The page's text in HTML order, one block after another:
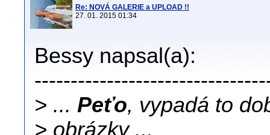
Re: NOVÁ GALERIE a UPLOAD !!
27. 01. 2015 01:34
Bessy napsal(a):
> ... Peťo, vypadá to
> obrázky ...